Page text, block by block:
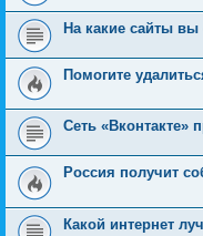
На какие сайты вы
Помогите
Сеть «Вконтакте»
Россия получит
Какой интернет